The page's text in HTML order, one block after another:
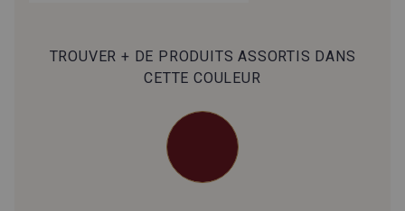
TROUVER + DE PRODUITS ASSORTIS DANS
CETTE COULEUR